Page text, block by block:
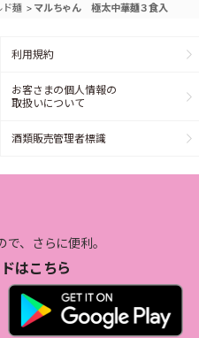
ド麺 > マルちゃん 極太中華麺３食入
利用規約
お客さまの個人情報の
取扱いについて
酒類販売管理者標識
、さらに便利。
はこちら